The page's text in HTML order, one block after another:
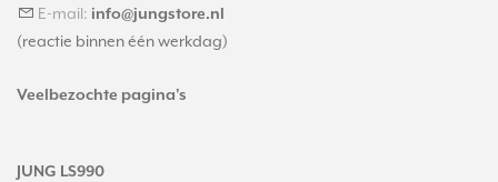
E-mail: info@jungstore.nl
(reactie binnen één werkdag)
Veelbezochte pagina's
JUNG LS990